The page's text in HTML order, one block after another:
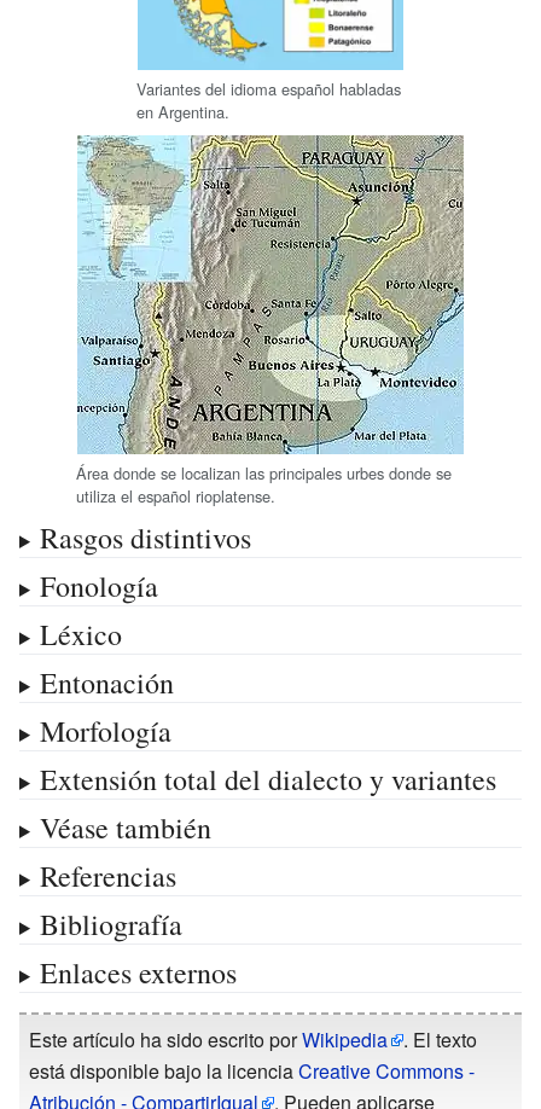
Variantes del idioma español habladas
en Argentina.
Área donde se localizan las principales urbes donde se
utiliza el español rioplatense.
Rasgos distintivos
Fonología
Léxico
Entonación
Morfología
Extensión total del dialecto y variantes
Véase también
Referencias
Bibliografía
Enlaces externos
Este artículo ha sido escrito porWikipedia
. El texto
está disponible bajo la licenciaCreative Commons -
Atribución - CompartirIgual
. Pueden aplicarse